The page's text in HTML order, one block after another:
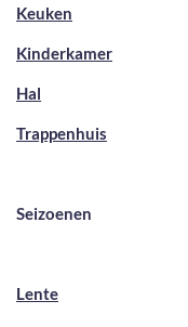
Keuken
Kinderkamer
Hal
Trappenhuis
Seizoenen
Lente